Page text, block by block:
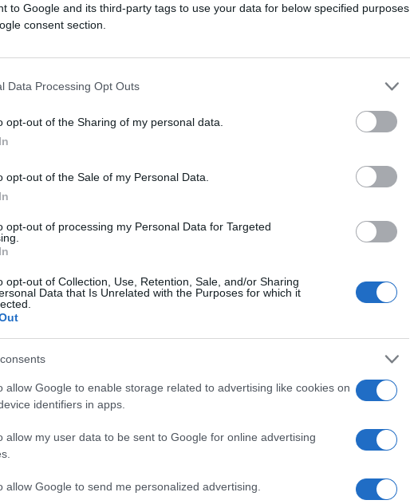
to Google and its third-party tags to use your data for below specified purposes
consent section.
Data Processing Opt Outs
opt-out of the Sharing of my personal data.
opt-out of the Sale of my Personal Data.
opt-out of processing my Personal Data for Targeted
opt-out of Collection, Use, Retention, Sale, and/or Sharing
Data that Is Unrelated with the Purposes for which it
allow Google to enable storage related to advertising like cookies on
identifiers in apps.
allow my user data to be sent to Google for online advertising
allow Google to send me personalized advertising.
Vi abbiamo già parlato della
pizzicati a discutere – fuori dal Tribunale
che riguarda il governatore Testolin a
guarda caso, è stato cliente dello
fuorionda che merita di essere
riguarda la gestione dei tempi del
e Marra discutono su quanto spazio
un punto di accordo: serve più tempo
Il Sì, invece, è più facile.
il No bisogna lavorarci parecchio.